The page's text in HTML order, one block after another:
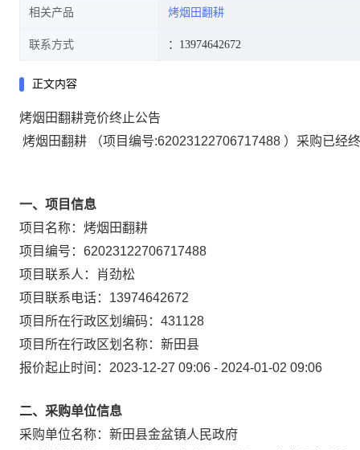
相关产品 烤烟田翻耕
联系方式 ：13974642672
正文内容
烤烟田翻耕竞价终止公告
烤烟田翻耕 （项目编号:62023122706717488 ）采购已经
一、项目信息
项目名称： 烤烟田翻耕
项目编号： 62023122706717488
项目联系人：
肖劲松
项目联系电话： 13974642672
项目所在行政区划编码： 431128
项目所在行政区划名称： 新田县
报价起止时间： 2023-12-27 09:06 - 2024-01-02 09:06
二、采购单位信息
采购单位名称： 新田县金盆镇人民政府